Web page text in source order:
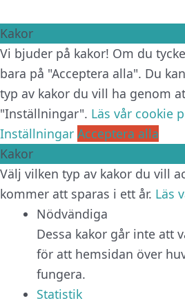
Kakor
Vi bjuder på kakor! Om du
bara på "Acceptera alla". Du
typ av kakor du vill ha genom
"Inställningar". Läs vår cookie
Inställningar Acceptera alla
Kakor
Välj vilken typ av kakor du vill
kommer att sparas i ett år. Läs
Nödvändiga
Dessa kakor går inte att
för att hemsidan över
fungera.
Statistik